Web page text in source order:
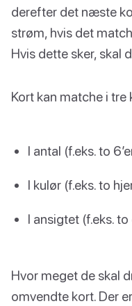
derefter det næste
strøm, hvis det
Hvis dette sker, skal
Kort kan matche i tre
I antal (f.eks. to
I kulør (f.eks. to
I ansigtet (f.eks.
Hvor meget de skal
omvendte kort. Der